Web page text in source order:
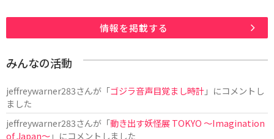
情報を掲載する
みんなの活動
jeffreywarner283さんが「ゴジラ音声目覚まし時計」にコメントし
ました
jeffreywarner283さんが「動き出す妖怪展 TOKYO 〜Imagination
of Japan〜」にコメントしました